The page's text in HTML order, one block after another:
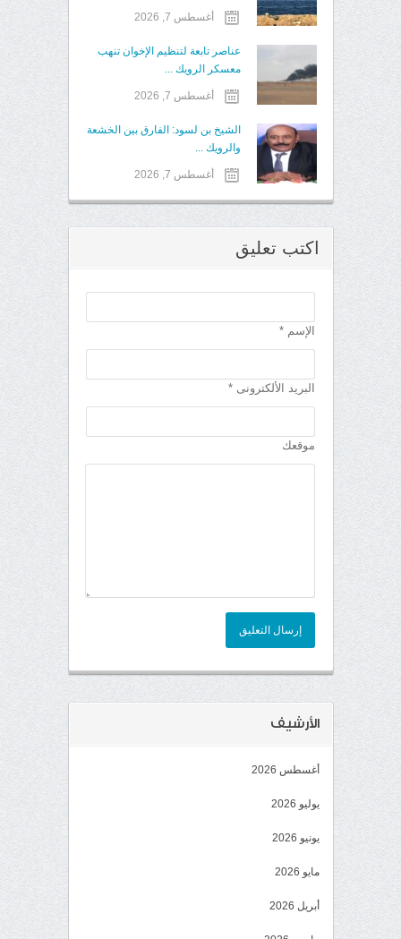
أغسطس 7, 2026
عناصر تابعة لتنظيم الإخوان تنهب
معسكر الرويك ...
أغسطس 7, 2026
الشيخ بن لسود: الفارق بين الخشعة
والرويك ...
أغسطس 7, 2026
اكتب تعليق
الإسم *
البريد الألكترونى *
موقعك
إرسال التعليق
الأرشيف
أغسطس 2026
يوليو 2026
يونيو 2026
مايو 2026
أبريل 2026